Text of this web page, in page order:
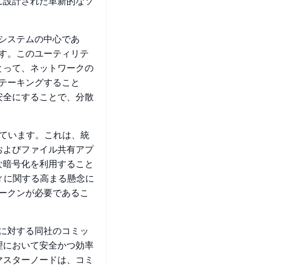
ステムの中心であ
。このユーティリテ
て、ネットワークの
ーキングすること
にすることで、分散
います。これは、統
びファイル共有アプ
号化を利用すること
関する高まる懸念に
クンが必要であるこ
対する同社のコミッ
おいて安全かつ効率
ターノードは、コミ